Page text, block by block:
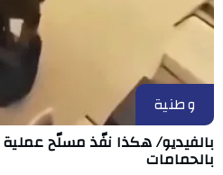
وطنية
بالفيديو/ هكذا نفّذ مسلّح
بالحمامات